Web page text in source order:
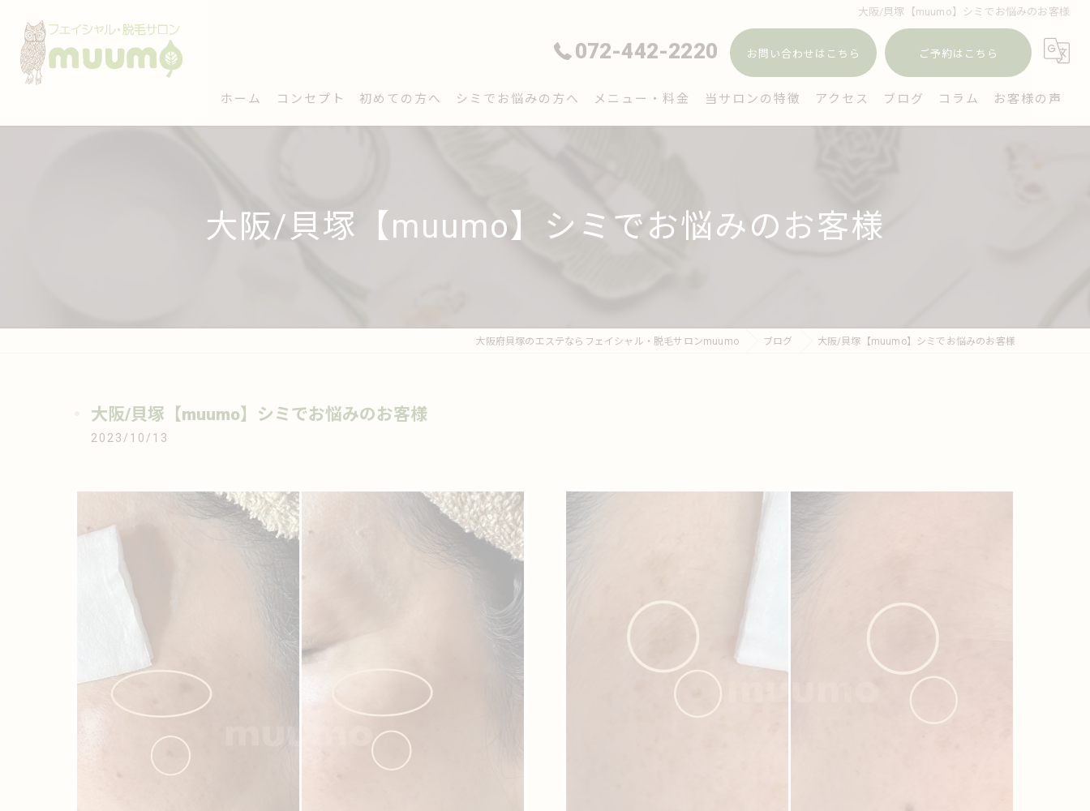
大阪/貝塚【muumo】シミでお悩みのお客様
072-442-2220 お問い合わせはこちら ご予約はこちら
ホーム コンセプト 初めての方へ シミでお悩みの方へ メニュー・料金 当サロンの特徴
毛穴
アクセス ブログ コラム お客様の声
大阪/貝塚【muumo】シミでお悩みのお客様
大阪府貝塚のエステならフェイシャル・脱毛サロンmuumo ブログ 大阪/貝塚【muumo】シミでお悩みのお客様
大阪/貝塚【muumo】シミでお悩みのお客様
2023/10/13